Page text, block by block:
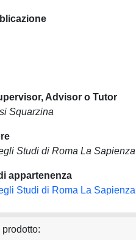
Advisor o Tutor
Squarzina
Studi di Roma La Sapienza
appartenenza
Studi di Roma La Sapienza